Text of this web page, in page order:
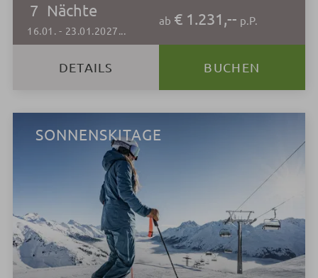
7 Nächte
16.01. - 23.01.2027...
ab € 1.231,-- p.P.
DETAILS BUCHEN
SONNENSKITAGE